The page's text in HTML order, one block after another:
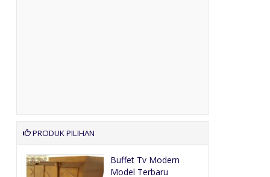
PRODUK PILIHAN
Buffet Tv Modern
Model Terbaru